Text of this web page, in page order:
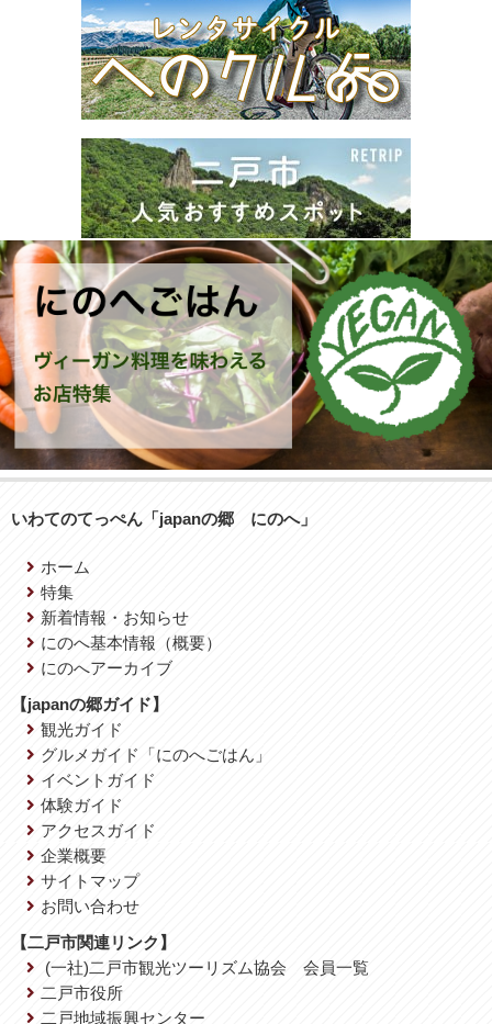
いわてのてっぺん「japanの郷 にのへ」
ホーム
特集
新着情報・お知らせ
にのへ基本情報（概要）
にのへアーカイブ
【japanの郷ガイド】
観光ガイド
グルメガイド「にのへごはん」
イベントガイド
体験ガイド
アクセスガイド
企業概要
サイトマップ
お問い合わせ
【二戸市関連リンク】
(一社)二戸市観光ツーリズム協会 会員一覧
二戸市役所
二戸地域振興センター